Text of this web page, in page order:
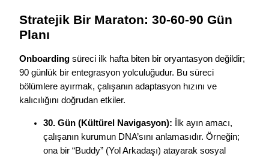
Stratejik Bir Maraton: 30-60-90 Gün
Planı
Onboarding süreci ilk hafta biten bir oryantasyon değildir;
90 günlük bir entegrasyon yolculuğudur. Bu süreci
bölümlere ayırmak, çalışanın adaptasyon hızını ve
kalıcılığını doğrudan etkiler.
30. Gün (Kültürel Navigasyon): İlk ayın amacı,
çalışanın kurumun DNA’sını anlamasıdır. Örneğin;
ona bir “Buddy” (Yol Arkadaşı) atayarak sosyal